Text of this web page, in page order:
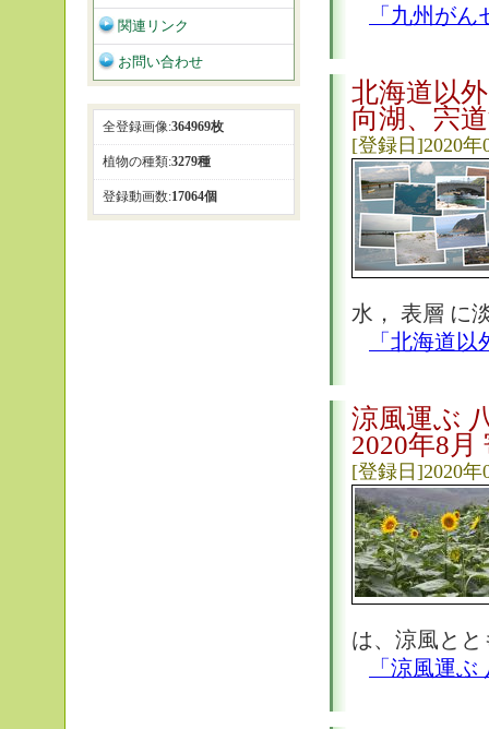
「九州が
北海道以
向湖、宍
[登録日]2020年
水， 表層 に
「北海道
涼風運ぶ
2020年8月
[登録日]2020年
は、涼風と
「涼風運
関連リンク
お問い合わせ
全登録画像:364969枚
植物の種類:3279種
登録動画数:17064個